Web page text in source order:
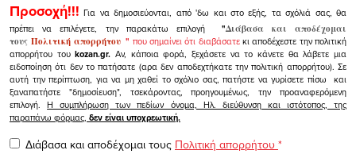
Προσοχή!!! Για να δημοσιεύονται, από 'δω και στο εξής, τα σχόλιά σας, θα
πρέπει να επιλέγετε, την παρακάτω επιλογή
"Διάβασα και αποδέχομαι
τουςΠολιτική απορρήτου" που σημαίνει ότι διαβάσατεκι αποδέχεστε την πολιτική
απορρήτου τουkozan.gr. Αν, κάποια φορά, ξεχάσετε να το κάνετε θα λάβετε μια
ειδοποίηση ότι δεν το πατήσατε (αρα δεν αποδεχτήκατε την πολιτική απορρήτου). Σε
αυτή την περίπτωση, για να μη χαθεί το σχόλιο σας, πατήστε να γυρίσετε πίσω και
ξαναπατήστε "δημοσίευση", τσεκάροντας, προηγουμένως, την προαναφερόμενη
επιλογή.Η συμπλήρωση των πεδίων όνομα, Ηλ. διεύθυνση και ιστότοπος, της
παραπάνω φόρμας, δεν είναι υποχρεωτική.
Διάβασα και αποδέχομαι τους Πολιτική απορρήτου *